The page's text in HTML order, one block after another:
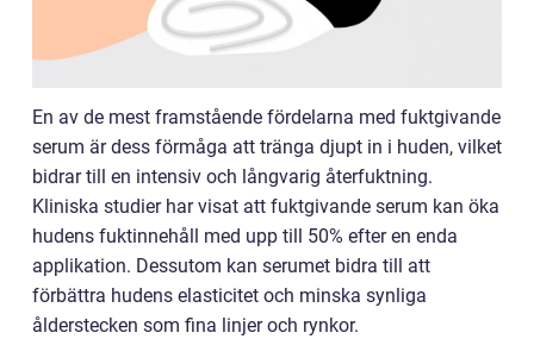
En av de mest framstående fördelarna med fuktgivande
serum är dess förmåga att tränga djupt in i huden, vilket
bidrar till en intensiv och långvarig återfuktning.
Kliniska studier har visat att fuktgivande serum kan öka
hudens fuktinnehåll med upp till 50% efter en enda
applikation. Dessutom kan serumet bidra till att
förbättra hudens elasticitet och minska synliga
ålderstecken som fina linjer och rynkor.